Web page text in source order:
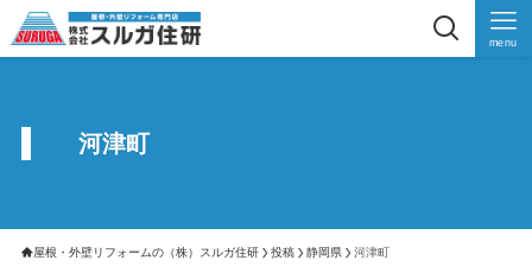
menu
河津町
屋根・外壁リフォームの（株）スルガ住研 投稿 静岡県 河津町